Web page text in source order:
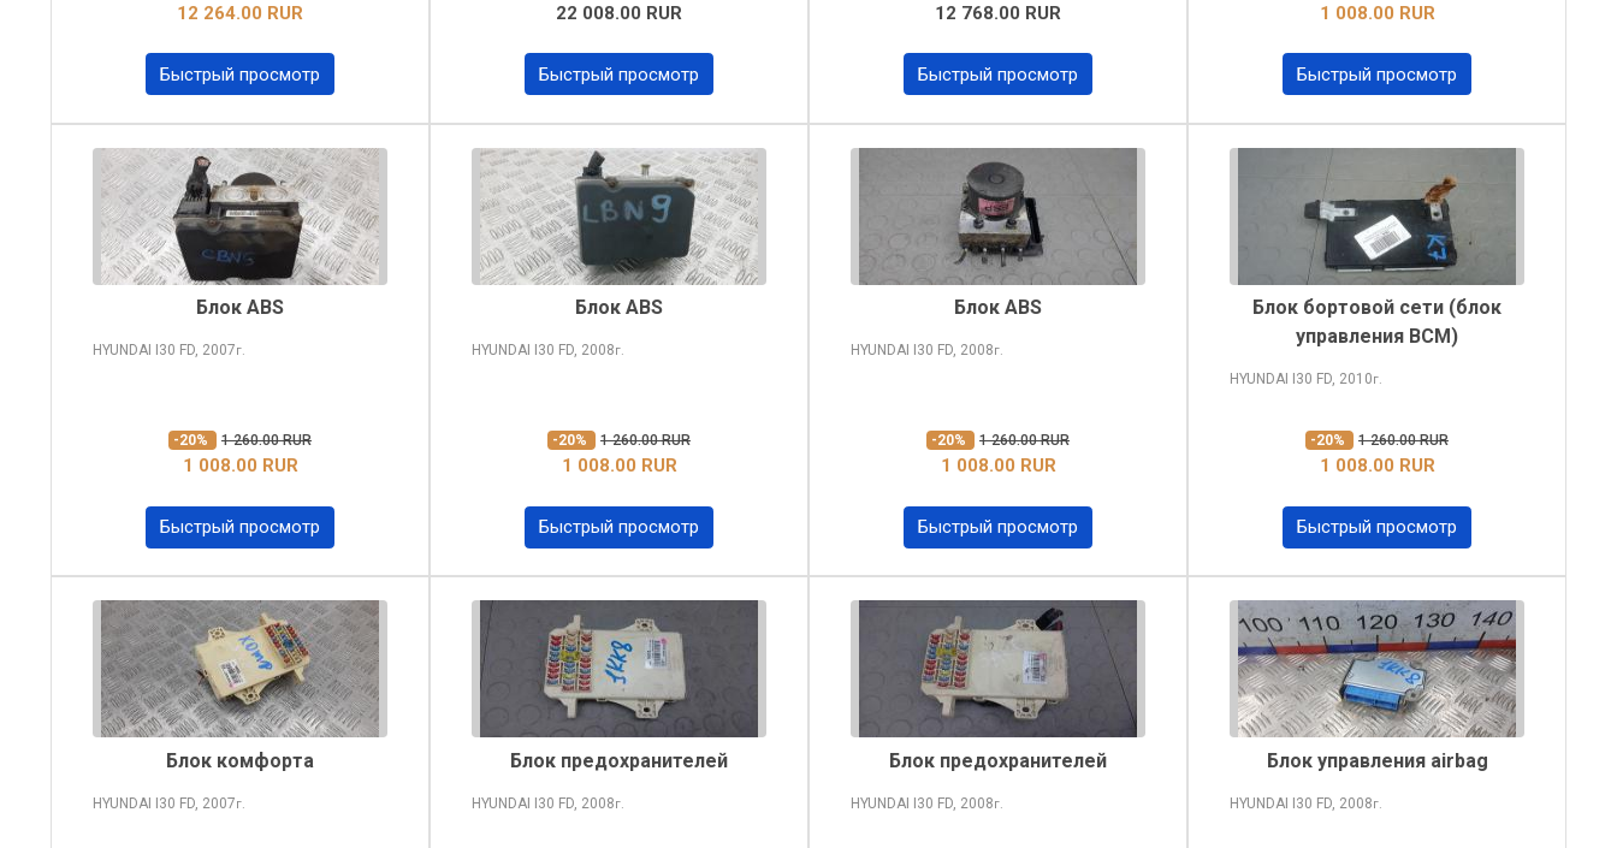
12 264.00 RUR
Быстрый просмотр
22 008.00 RUR
Быстрый просмотр
12 768.00 RUR
Быстрый просмотр
1 008.00 RUR
Быстрый просмотр
Блок ABS
HYUNDAI I30 FD, 2007г.
-20% 1 260.00 RUR
1 008.00 RUR
Быстрый просмотр
Блок ABS
HYUNDAI I30 FD, 2008г.
-20% 1 260.00 RUR
1 008.00 RUR
Быстрый просмотр
Блок ABS
HYUNDAI I30 FD, 2008г.
-20% 1 260.00 RUR
1 008.00 RUR
Быстрый просмотр
Блок бортовой сети (блок
управления BCM)
HYUNDAI I30 FD, 2010г.
-20% 1 260.00 RUR
1 008.00 RUR
Быстрый просмотр
Блок комфорта
HYUNDAI I30 FD, 2007г.
Блок предохранителей
HYUNDAI I30 FD, 2008г.
Блок предохранителей
HYUNDAI I30 FD, 2008г.
Блок управления airbag
HYUNDAI I30 FD, 2008г.